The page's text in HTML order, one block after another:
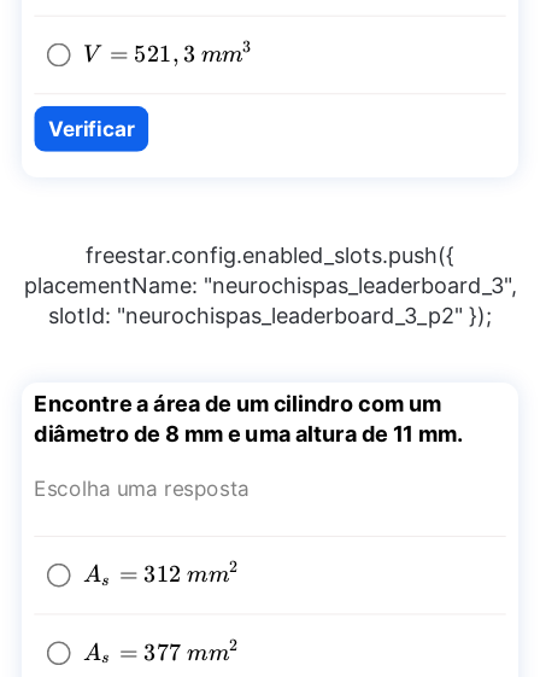
V=521,3~
V = 521,3 mm3
Verificar
freestar.config.enabled_slots.push({
placementName: "neurochispas_leaderboard_3",
slotId: "neurochispas_leaderboard_3_p2" });
Encontre a área de um cilindro com um
diâmetro de 8 mm e uma altura de 11 mm.
Escolha uma resposta
A_{s}=312~
As = 312 mm2
A_{s}=377~
As = 377 mm2